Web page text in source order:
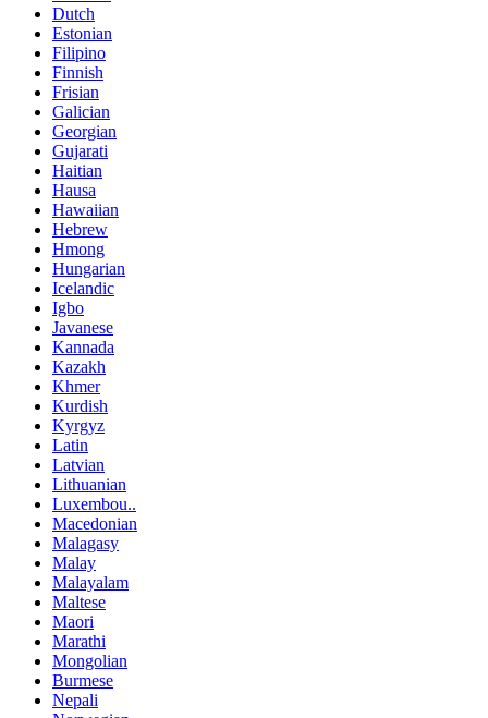
Dutch
Estonian
Filipino
Finnish
Frisian
Galician
Georgian
Gujarati
Haitian
Hausa
Hawaiian
Hebrew
Hmong
Hungarian
Icelandic
Igbo
Javanese
Kannada
Kazakh
Khmer
Kurdish
Kyrgyz
Latin
Latvian
Lithuanian
Luxembou..
Macedonian
Malagasy
Malay
Malayalam
Maltese
Maori
Marathi
Mongolian
Burmese
Nepali